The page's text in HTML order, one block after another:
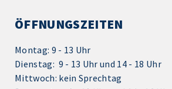
ÖFFNUNGSZEITEN
Montag: 9 - 13 Uhr
Dienstag: 9 - 13 Uhr und 14 - 18 Uhr
Mittwoch: kein Sprechtag